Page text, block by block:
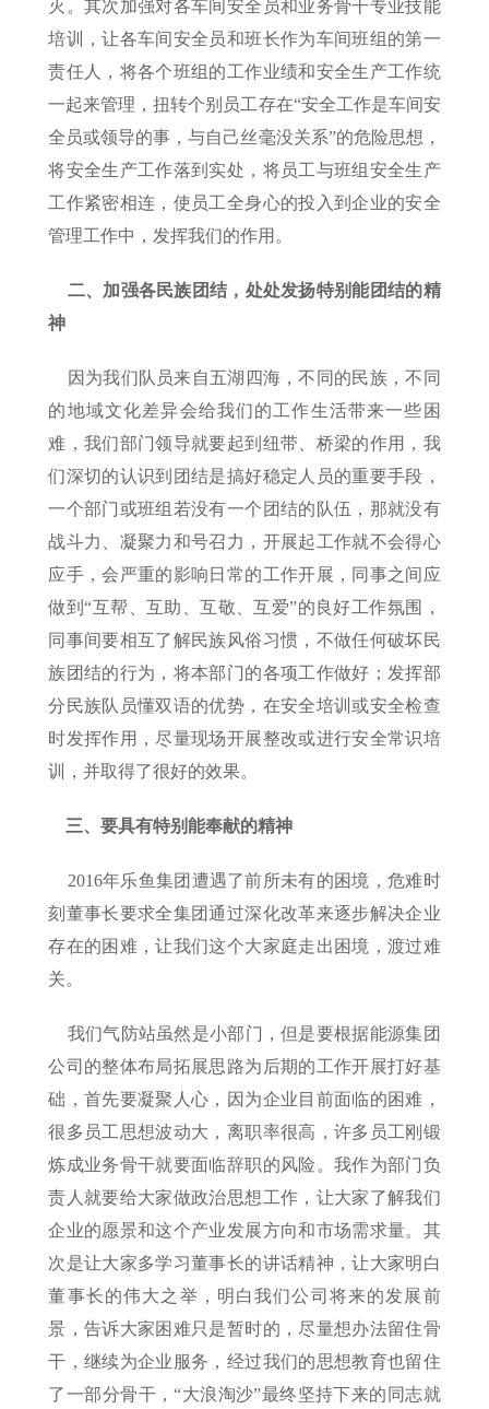
灭。其次加强对各车间安全员和业务骨干专业技能
培训，让各车间安全员和班长作为车间班组的第一
责任人，将各个班组的工作业绩和安全生产工作统
一起来管理，扭转个别员工存在“安全工作是车间安
全员或领导的事，与自己丝毫没关系”的危险思想，
将安全生产工作落到实处，将员工与班组安全生产
工作紧密相连，使员工全身心的投入到企业的安全
管理工作中，发挥我们的作用。
二、加强各民族团结，处处发扬特别能团结的精
神
因为我们队员来自五湖四海，不同的民族，不同
的地域文化差异会给我们的工作生活带来一些困
难，我们部门领导就要起到纽带、桥梁的作用，我
们深切的认识到团结是搞好稳定人员的重要手段，
一个部门或班组若没有一个团结的队伍，那就没有
战斗力、凝聚力和号召力，开展起工作就不会得心
应手，会严重的影响日常的工作开展，同事之间应
做到“互帮、互助、互敬、互爱”的良好工作氛围，
同事间要相互了解民族风俗习惯，不做任何破坏民
族团结的行为，将本部门的各项工作做好；发挥部
分民族队员懂双语的优势，在安全培训或安全检查
时发挥作用，尽量现场开展整改或进行安全常识培
训，并取得了很好的效果。
三、要具有特别能奉献的精神
2016年乐鱼集团遭遇了前所未有的困境，危难时
刻董事长要求全集团通过深化改革来逐步解决企业
存在的困难，让我们这个大家庭走出困境，渡过难
关。
我们气防站虽然是小部门，但是要根据能源集团
公司的整体布局拓展思路为后期的工作开展打好基
础，首先要凝聚人心，因为企业目前面临的困难，
很多员工思想波动大，离职率很高，许多员工刚锻
炼成业务骨干就要面临辞职的风险。我作为部门负
责人就要给大家做政治思想工作，让大家了解我们
企业的愿景和这个产业发展方向和市场需求量。其
次是让大家多学习董事长的讲话精神，让大家明白
董事长的伟大之举，明白我们公司将来的发展前
景，告诉大家困难只是暂时的，尽量想办法留住骨
干，继续为企业服务，经过我们的思想教育也留住
了一部分骨干，“大浪淘沙”最终坚持下来的同志就